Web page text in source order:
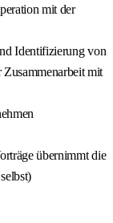
mit der
Identifizierung von
mit
übernimmt die